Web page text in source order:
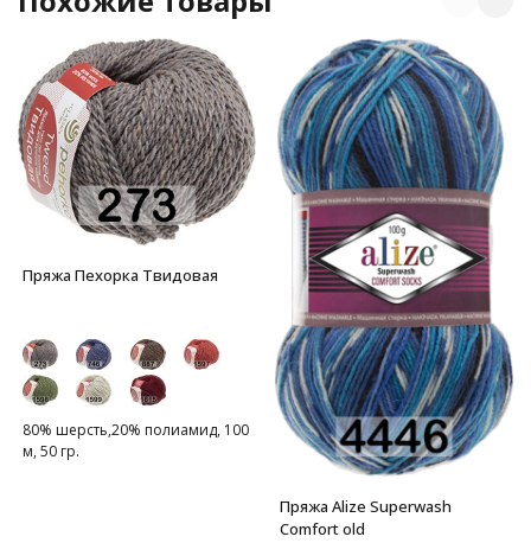
Пряжа Пехорка Твидовая
80% шерсть,20% полиамид, 100
м, 50 гр.
Пряжа Alize Superwash
Comfort old